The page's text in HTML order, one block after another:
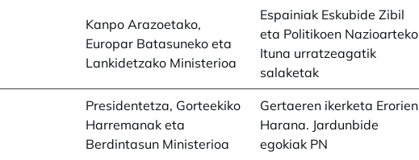
opens in a new tab
Kanpo Arazoetako,
Europar Batasuneko eta
Lankidetzako Ministerioa
Espainiak Eskubide Zibil
eta Politikoen Nazioarteko
Ituna urratzeagatik
salaketak
opens in a new tab
Presidentetza, Gorteekiko
Harremanak eta
Berdintasun Ministerioa
Gertaeren ikerketa Erorien
Harana. Jardunbide
egokiak PN